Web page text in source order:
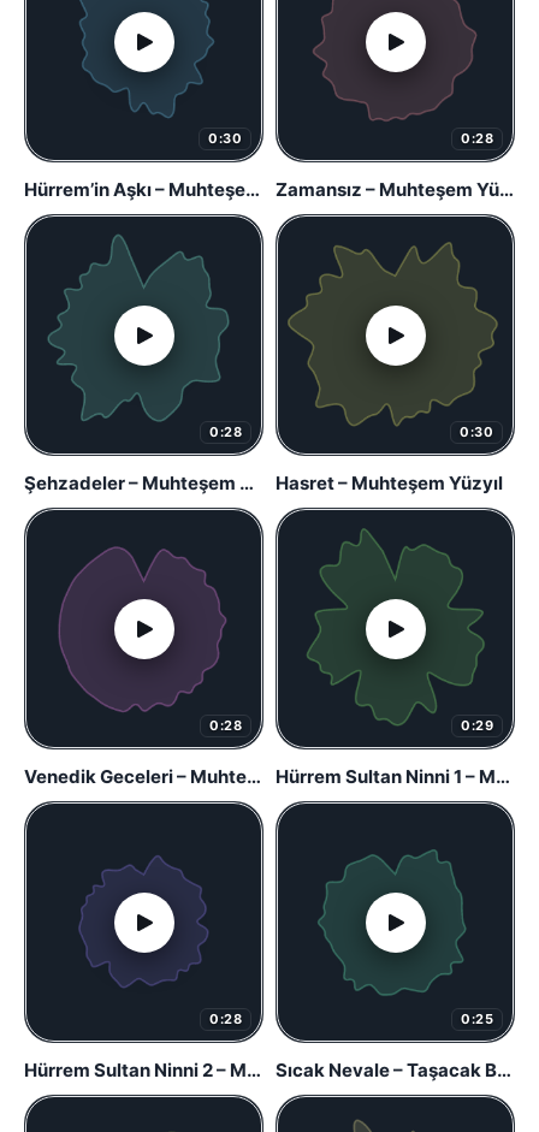
0:30
Hürrem’in Aşkı – Muhteşem Yüzyıl
0:28
Zamansız – Muhteşem Yüzyıl
0:28
Şehzadeler – Muhteşem Yüzyıl
0:30
Hasret – Muhteşem Yüzyıl
0:28
Venedik Geceleri – Muhteşem Yüzyıl
0:29
Hürrem Sultan Ninni 1 – Muhteşem Yüzyıl
0:28
Hürrem Sultan Ninni 2 – Muhteşem Yüzyıl
0:25
Sıcak Nevale – Taşacak Bu Deniz